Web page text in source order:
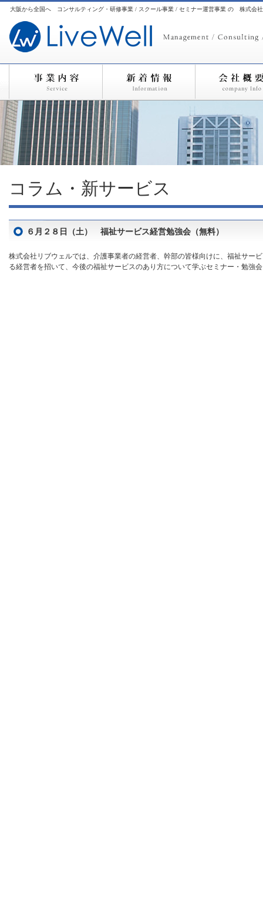
大阪から全国へ コンサルティング・研修事業 / スクール事業 / セミナー運営事業 の 株式会
コラム・新サービス
６月２８日（土） 福祉サービス経営勉強会（無料）
株式会社リブウェルでは、介護事業者の経営者、幹部の皆様向けに、福祉サー
る経営者を招いて、今後の福祉サービスのあり方について学ぶセミナー・勉強